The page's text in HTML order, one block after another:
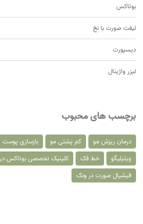
بوتاکس
لیفت صورت با نخ
دیسپورت
لیزر واژینال
برچسب های محبوب
درمان ریزش مو کم پشتی مو بازسازی پوست
ویتیلیگو
خط فک کلینیک تخصصی بوتاکس در
فیشیال صورت در ونک